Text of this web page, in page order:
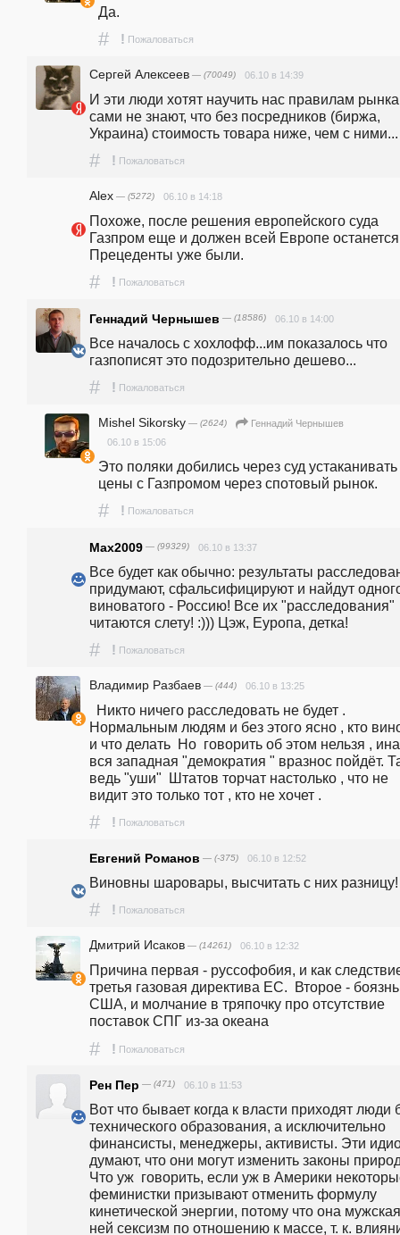
Да.
# ! Пожаловаться
Сергей Алексеев — (70049) 06.10 в 14:39
И эти люди хотят научить нас правилам
сами не знают, что без посредников (биржа,
Украина) стоимость товара ниже, чем с ними...
# ! Пожаловаться
Alex — (5272) 06.10 в 14:18
Похоже, после решения европейского суда
Газпром еще и должен всей Европе
Прецеденты уже были.
# ! Пожаловаться
Геннадий Чернышев — (18586) 06.10 в 14:00
Все началось с хохлофф...им показалось что
газпописят это подозрительно дешево...
# ! Пожаловаться
Mishel Sikorsky — (2624)
Геннадий Чернышев
06.10 в 15:06
Это поляки добились через суд устаканивать
цены с Газпромом через спотовый рынок.
# ! Пожаловаться
Max2009 — (99329) 06.10 в 13:37
Все будет как обычно: результаты
придумают, сфальсифицируют и найдут
виноватого - Россию! Все их "расследования"
читаются слету! :))) Цэж, Еуропа, детка!
# ! Пожаловаться
Владимир Разбаев — (444) 06.10 в 13:25
Нормальным людям и без этого ясно , кто
и что делать  Но  говорить об этом нельзя ,
вся западная "демократия " вразнос пойдёт.
ведь "уши"  Штатов торчат настолько , что не
видит это только тот , кто не хочет .
# ! Пожаловаться
Евгений Романов — (-375) 06.10 в 12:52
Виновны шаровары, высчитать с них
# ! Пожаловаться
Дмитрий Исаков — (14261) 06.10 в 12:32
Причина первая - руссофобия, и как
третья газовая директива ЕС.  Второе - боязнь
США, и молчание в тряпочку про отсутствие
поставок СПГ из-за океана
# ! Пожаловаться
Рен Пер — (471) 06.10 в 11:53
Вот что бывает когда к власти приходят люди
технического образования, а исключительно
финансисты, менеджеры, активисты. Эти
думают, что они могут изменить законы
Что уж  говорить, если уж в Америки
феминистки призывают отменить формулу
кинетической энергии, потому что она
ней сексизм по отношению к массе, т. к.